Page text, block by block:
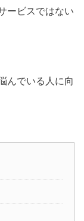
ービスではない
んでいる人に向